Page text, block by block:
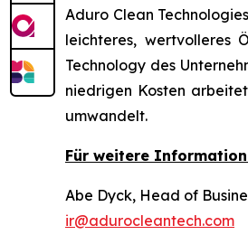
Aduro Clean
leichteres, wertvolleres
Technology des
niedrigen Kosten
umwandelt.
Für weitere
Abe Dyck, Head of
ir@adurocleantech.com